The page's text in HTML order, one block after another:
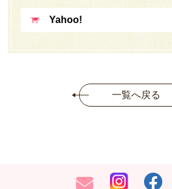
Yahoo!
一覧へ戻る